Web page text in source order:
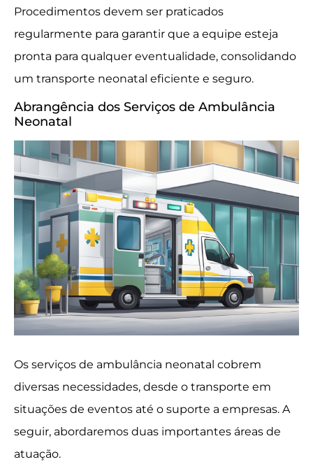
Procedimentos devem ser praticados
regularmente para garantir que a equipe esteja
pronta para qualquer eventualidade, consolidando
um transporte neonatal eficiente e seguro.
Abrangência dos Serviços de Ambulância
Neonatal
Os serviços de ambulância neonatal cobrem
diversas necessidades, desde o transporte em
situações de eventos até o suporte a empresas. A
seguir, abordaremos duas importantes áreas de
atuação.